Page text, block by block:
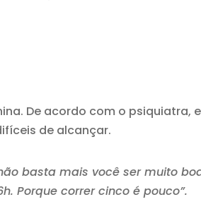
De acordo com o psiquiatra,
de alcançar.
basta mais você ser muito
Porque correr cinco é pouco”.